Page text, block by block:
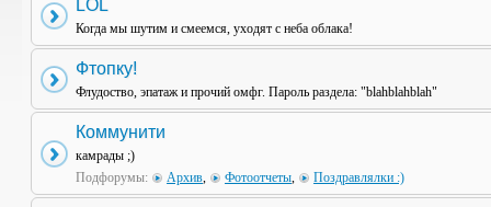
LOL
Когда мы шутим и смеемся, уходят с неба облака!
Фтопку!
Флудоство, эпатаж и прочий омфг. Пароль раздела: "blahblahblah"
Коммунити
камрады ;)
Подфорумы:
Архив, Фотоотчеты, Поздравлялки :)